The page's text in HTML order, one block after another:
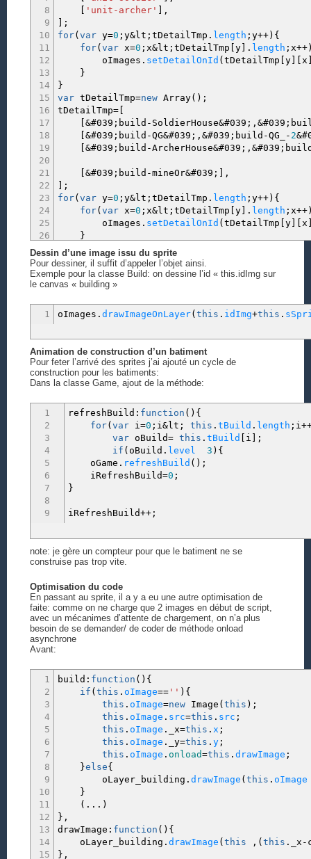
41
8
9
10
11
12
13
14
15
16
17
18
19
20
21
22
23
24
25
26
28
29
30
'unit-archer'
,
;
for( vary=0 ; y&lt ; tDetailTmp. length ; y++) {
for( varx=0 ; x&lt ; tDetailTmp y] . length ; x++
oImages. setDetailOnId ( tDetailTmp y] x
}
}
vartDetailTmp=newArray( ) ;
tDetailTmp=[
&#039 ; build - SoldierHouse&#039 ;,&#039 ;
&#039 ; build -QG&#039 ;,&#039 ; build -QG_ - 2&
&#039 ; build -ArcherHouse&#039 ;,&#039 ;
&#039 ; build -mineOr&#039 ;
,
;
for( vary=0 ; y&lt ; tDetailTmp. length ; y++) {
for( varx=0 ; x&lt ; tDetailTmp y] . length ; x++
oImages. setDetailOnId ( tDetailTmp y] x
}
oImages.load(&#039; img3/sprite1x1.png &#039
oImages.load
Dessin d’une image issu du sprite
Pour dessiner, il suffit d’appeler l’objet ainsi.
Exemple pour la classe Build: on dessine l’id « this.idImg sur
le canvas « building »
1 oImages. drawImageOnLayer( this . idImg+this .
Animation de construction d’un batiment
Pour feter l’arrivé des sprites j’ai ajouté un cycle de
construction pour les batiments:
Dans la classe Game, ajout de la méthode:
1
2
3
4
5
6
7
8
9
refreshBuild : function ( ) {
for( vari=0 ; i&lt ; this . tBuild . length ; i
varoBuild= this . tBuild i
;
if ( oBuild. level 3 ) {
oGame. refreshBuild ( ) ;
iRefreshBuild=0 ;
}
iRefreshBuild++;
note: je gère un compteur pour que le batiment ne se
construise pas trop vite.
Optimisation du code
En passant au sprite, il a y a eu une autre optimisation de
faite: comme on ne charge que 2 images en début de script,
avec un mécanimes d’attente de chargement, on n’a plus
besoin de se demander/ de coder de méthode onload
asynchrone
Avant:
1
2
3
4
5
6
7
8
9
10
11
12
13
14
15
build : function ( ) {
if ( this . oImage=='' ) {
this . oImage=newImage ( this ) ;
this . oImage . src=this . src ;
this . oImage ._x=this . x ;
this . oImage ._y=this . y;
this . oImage . onload=this . drawImage ;
}else{
oLayer_building. drawImage ( this . oImage
}
( ... )
} ,
drawImage : function ( ) {
oLayer_building. drawImage ( this , ( this ._x -
} ,